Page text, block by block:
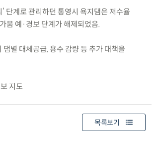
단계로 관리하던 통영시 욕지댐은 저수율
뭄 예·경보 단계가 해제되었음.
댐별 대체공급, 용수 감량 등 추가 대책을
지도
목록보기